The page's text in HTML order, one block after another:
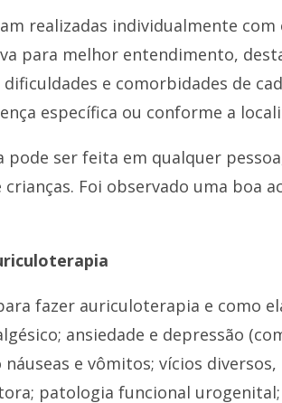
realizadas individualmente
para melhor entendimento,
e comorbidades de
específica ou conforme a
pode ser feita em qualquer
Foi observado uma boa
fazer auriculoterapia e como
ansiedade e depressão
e vômitos; vícios
patologia funcional